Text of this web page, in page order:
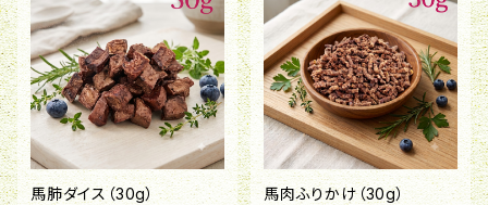
馬肺ダイス（30g）
馬肉ふりかけ（30g）